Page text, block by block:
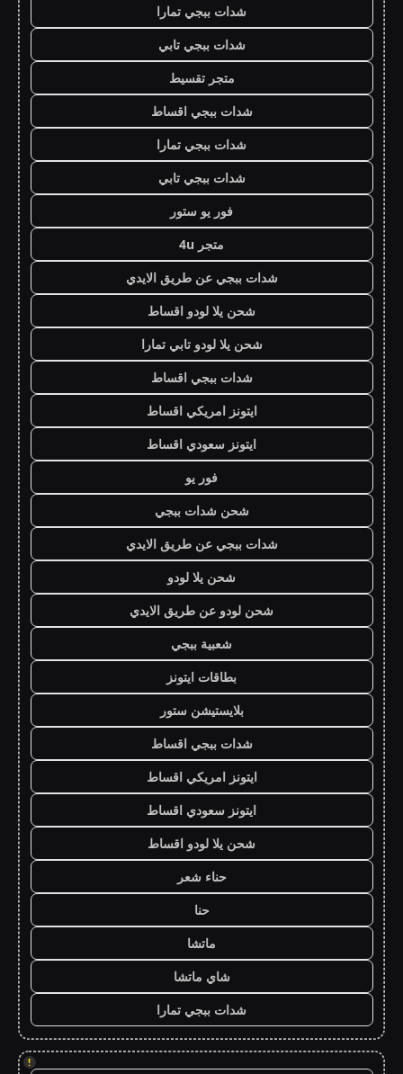
شدات ببجي تمارا
شدات ببجي تابي
متجر تقسيط
شدات ببجي اقساط
شدات ببجي تمارا
شدات ببجي تابي
فور يو ستور
متجر 4u
شدات ببجي عن طريق الايدي
شحن يلا لودو اقساط
شحن يلا لودو تابي تمارا
شدات ببجي اقساط
ايتونز امريكي اقساط
ايتونز سعودي اقساط
فور يو
شحن شدات ببجي
شدات ببجي عن طريق الايدي
شحن يلا لودو
شحن لودو عن طريق الايدي
شعبية ببجي
بطاقات ايتونز
بلايستيشن ستور
شدات ببجي اقساط
ايتونز امريكي اقساط
ايتونز سعودي اقساط
شحن يلا لودو اقساط
حناء شعر
حنا
ماتشا
شاي ماتشا
شدات ببجي تمارا
!